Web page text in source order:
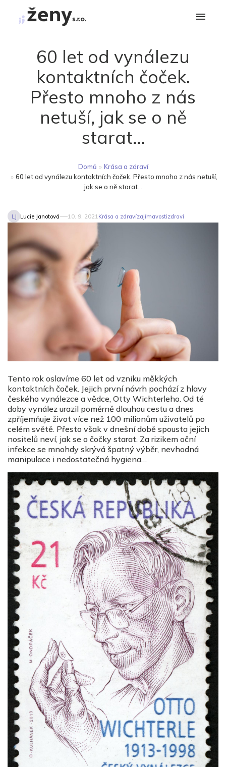
60 let od vynálezu
kontaktních čoček.
Přesto mnoho z nás
netuší, jak se o ně
starat...
Domů » Krása a zdraví
» 60 let od vynálezu kontaktních čoček. Přesto mnoho z nás netuší,
jak se o ně starat...
LJ Lucie Janotová 10. 9. 2021 Krása a zdravízajímavostizdraví
Tento rok oslavíme 60 let od vzniku měkkých
kontaktních čoček. Jejich první návrh pochází z hlavy
českého vynálezce a vědce, Otty Wichterleho. Od té
doby vynález urazil poměrně dlouhou cestu a dnes
zpříjemňuje život více než 100 milionům uživatelů po
celém světě. Přesto však v dnešní době spousta jejich
nositelů neví, jak se o čočky starat. Za rizikem oční
infekce se mnohdy skrývá špatný výběr, nevhodná
manipulace i nedostatečná hygiena…